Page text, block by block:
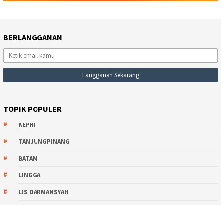
BERLANGGANAN
TOPIK POPULER
KEPRI
TANJUNGPINANG
BATAM
LINGGA
LIS DARMANSYAH